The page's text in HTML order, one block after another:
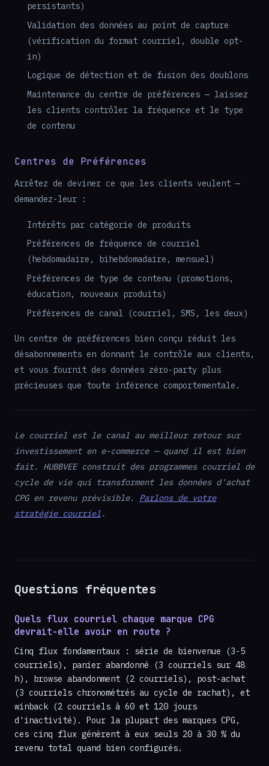
persistants)
Validation des données au point de capture
(vérification du format courriel, double opt-
in)
Logique de détection et de fusion des doublons
Maintenance du centre de préférences — laissez
les clients contrôler la fréquence et le type
de contenu
Centres de Préférences
Arrêtez de deviner ce que les clients veulent —
demandez-leur :
Intérêts par catégorie de produits
Préférences de fréquence de courriel
(hebdomadaire, bihebdomadaire, mensuel)
Préférences de type de contenu (promotions,
éducation, nouveaux produits)
Préférences de canal (courriel, SMS, les deux)
Un centre de préférences bien conçu réduit les
désabonnements en donnant le contrôle aux clients,
et vous fournit des données zéro-party plus
précieuses que toute inférence comportementale.
Le courriel est le canal au meilleur retour sur
investissement en e-commerce — quand il est bien
fait. HUBBVEE construit des programmes courriel de
cycle de vie qui transforment les données d'achat
CPG en revenu prévisible. Parlons de votre
stratégie courriel.
Questions fréquentes
Quels flux courriel chaque marque CPG
devrait-elle avoir en route ?
Cinq flux fondamentaux : série de bienvenue (3-5
courriels), panier abandonné (3 courriels sur 48
h), browse abandonment (2 courriels), post-achat
(3 courriels chronométrés au cycle de rachat), et
winback (2 courriels à 60 et 120 jours
d'inactivité). Pour la plupart des marques CPG,
ces cinq flux génèrent à eux seuls 20 à 30 % du
revenu total quand bien configurés.